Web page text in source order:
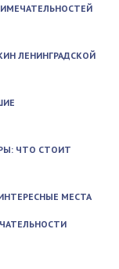
ЛЕНИНГРАДСКОЙ
ЧТО СТОИТ
МЕСТА